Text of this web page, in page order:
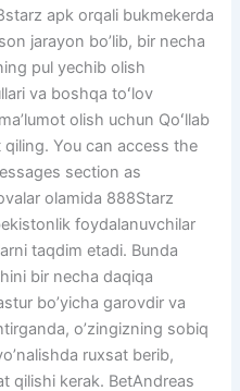
apk orqali bukmekerda
jarayon bo’lib, bir necha
pul yechib olish
va boshqa toʻlov
olish uchun Qoʻllab
You can access the
section as
olamida 888Starz
foydalanuvchilar
taqdim etadi. Bunda
bir necha daqiqa
bo’yicha garovdir va
o’zingizning sobiq
ruxsat berib,
qilishi kerak. BetAndreas